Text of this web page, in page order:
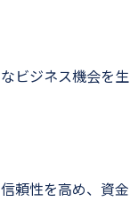
ビジネス機会を生
頼性を高め、資金